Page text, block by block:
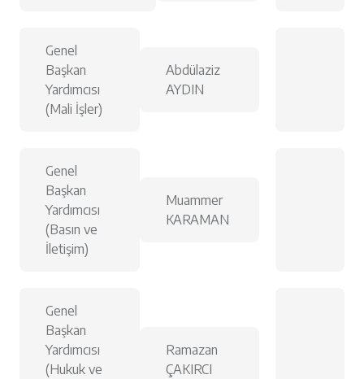
Genel
Başkan
Yardımcısı
(Mali İşler)
Abdülaziz
AYDIN
Genel
Başkan
Yardımcısı
(Basın ve
İletişim)
Muammer
KARAMAN
Genel
Başkan
Yardımcısı
(Hukuk ve
Ramazan
ÇAKIRCI